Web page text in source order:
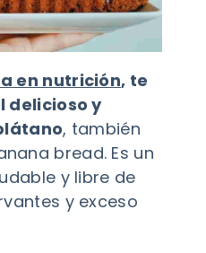
en nutrición, te
delicioso y
, también
bread. Es un
y libre de
y exceso